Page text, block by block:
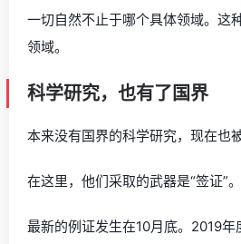
一切自然不止于哪个具体领域。这
领域。
科学研究，也有了国界
本来没有国界的科学研究，现在也
在这里，他们采取的武器是“签证”。
最新的例证发生在10月底。2019年